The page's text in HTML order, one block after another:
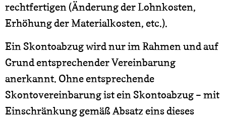
rechtfertigen (Änderung der Lohnkosten,
Erhöhung der Materialkosten, etc.).
Ein Skontoabzug wird nur im Rahmen und auf
Grund entsprechender Vereinbarung
anerkannt. Ohne entsprechende
Skontovereinbarung ist ein Skontoabzug – mit
Einschränkung gemäß Absatz eins dieses